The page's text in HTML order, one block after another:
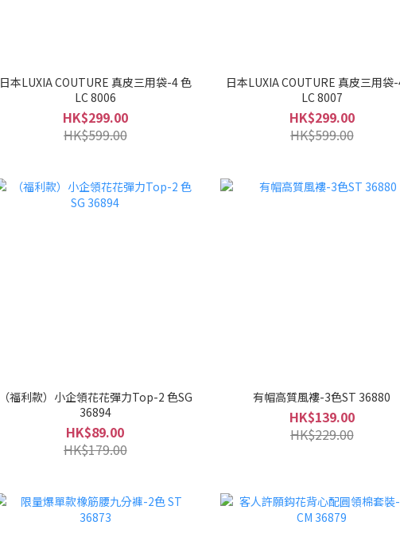
日本LUXIA COUTURE 真皮三用袋-4 色
LC 8006
HK$299.00
HK$599.00
日本LUXIA COUTURE 真皮三用袋
LC 8007
HK$299.00
HK$599.00
（福利款）小企領花花彈力Top-2 色SG
36894
HK$89.00
HK$179.00
有帽高質風褸-3色ST 36880
HK$139.00
HK$229.00